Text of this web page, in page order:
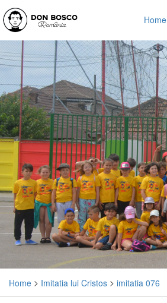
Home
Home > Imitatia lui Cristos > imitatia 076